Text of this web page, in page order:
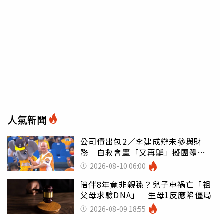
人氣新聞
公司債出包2／李建成辯未參與財
務 自救會轟「又再騙」擬團體訴
訟 2026-08-10 06:00
陪伴8年竟非親孫？兒子車禍亡「祖
父母求驗DNA」 生母1反應陷僵局
2026-08-09 18:55